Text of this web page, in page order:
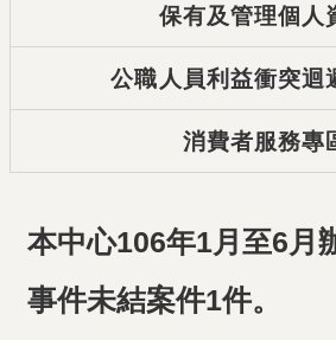
保有及管理個人
公職人員利益衝突迴
消費者服務專
本中心106年1月至6月
事件未結案件1件。